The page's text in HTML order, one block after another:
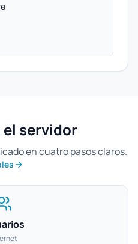
servidor
en cuatro pasos claros.